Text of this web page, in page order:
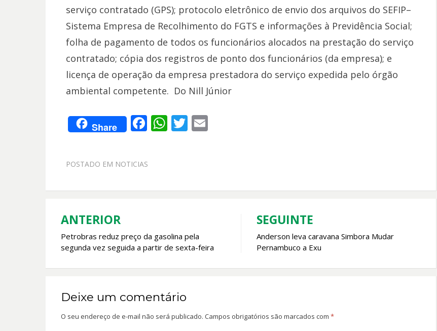
serviço contratado (GPS); protocolo eletrônico de envio dos arquivos do SEFIP–
Sistema Empresa de Recolhimento do FGTS e informações à Previdência Social;
folha de pagamento de todos os funcionários alocados na prestação do serviço
contratado; cópia dos registros de ponto dos funcionários (da empresa); e
licença de operação da empresa prestadora do serviço expedida pelo órgão
ambiental competente. Do Nill Júnior
Share F
b
o
W
A
T E
POSTADO EM NOTICIAS
Navegação
de
ANTERIOR
Petrobras reduz preço da gasolina pela
segunda vez seguida a partir de sexta-feira
SEGUINTE
Anderson leva caravana Simbora Mudar
Pernambuco a Exu
Deixe um comentário
O seu endereço de e-mail não será publicado. Campos obrigatórios são marcados com *